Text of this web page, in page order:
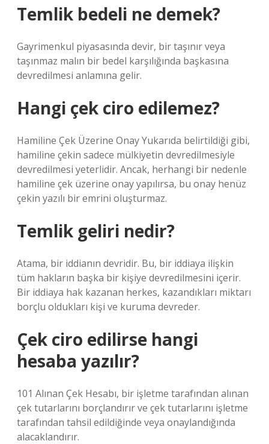
Temlik bedeli ne demek?
Gayrimenkul piyasasında devir, bir taşınır veya
taşınmaz malın bir bedel karşılığında başkasına
devredilmesi anlamına gelir.
Hangi çek ciro edilemez?
Hamiline Çek Üzerine Onay Yukarıda belirtildiği gibi,
hamiline çekin sadece mülkiyetin devredilmesiyle
devredilmesi yeterlidir. Ancak, herhangi bir nedenle
hamiline çek üzerine onay yapılırsa, bu onay henüz
çekin yazılı bir emrini oluşturmaz.
Temlik geliri nedir?
Atama, bir iddianın devridir. Bu, bir iddiaya ilişkin
tüm hakların başka bir kişiye devredilmesini içerir.
Bir iddiaya hak kazanan herkes, kazandıkları miktarı
borçlu oldukları kişi ve kuruma devreder.
Çek ciro edilirse hangi
hesaba yazılır?
101 Alınan Çek Hesabı, bir işletme tarafından alınan
çek tutarlarını borçlandırır ve çek tutarlarını işletme
tarafından tahsil edildiğinde veya onaylandığında
alacaklandırır.